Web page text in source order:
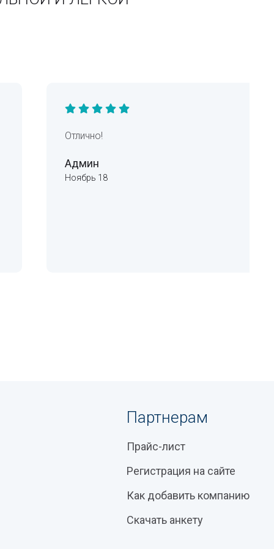
Отлично!
Админ
Ноябрь 18
Партнерам
Прайс-лист
Регистрация на сайте
Как добавить компанию
Скачать анкету